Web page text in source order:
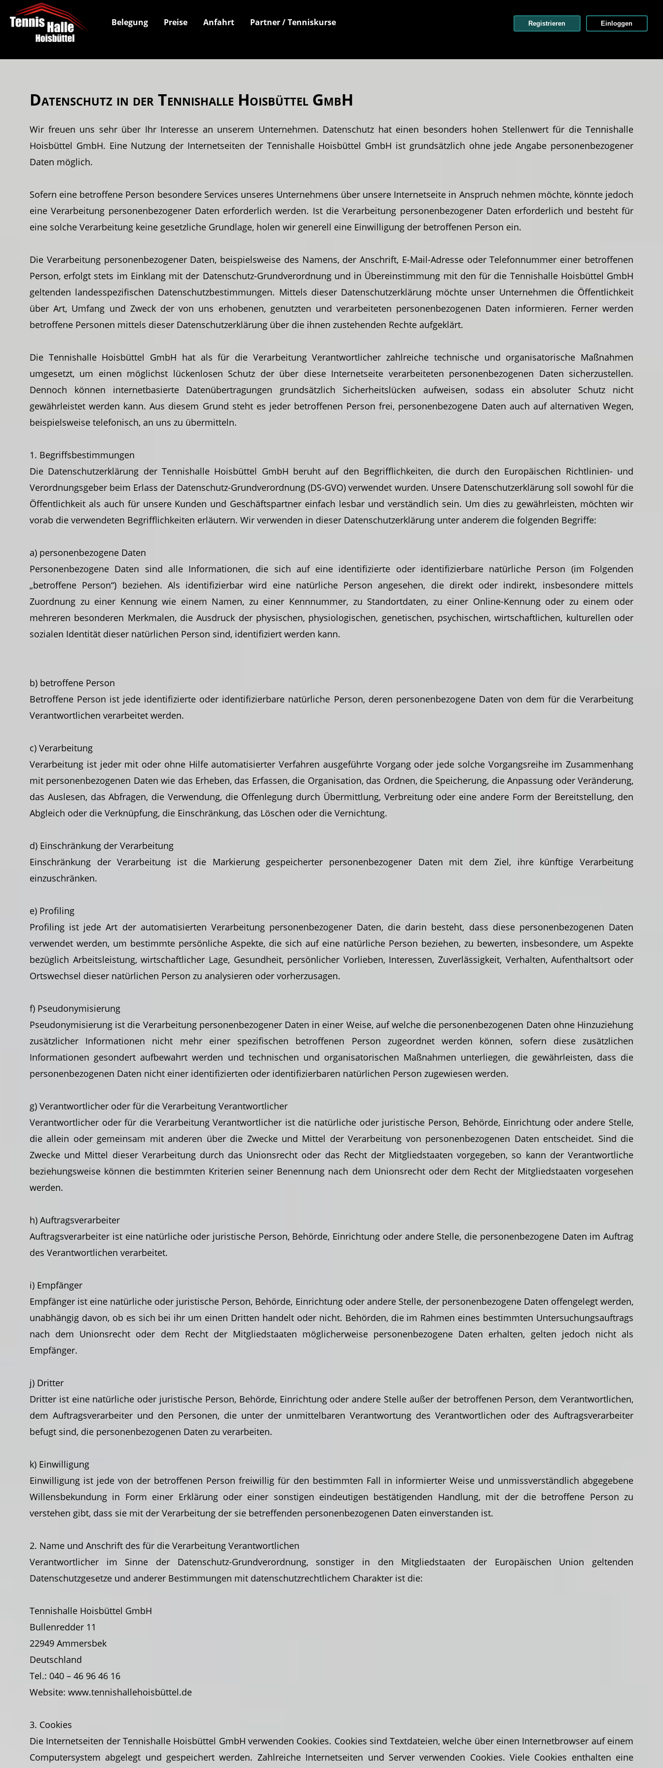
Belegung Preise Anfahrt Partner / Tenniskurse Registrieren Einloggen
Datenschutz in der Tennishalle Hoisbüttel GmbH
Wir freuen uns sehr über Ihr Interesse an unserem Unternehmen. Datenschutz hat einen besonders hohen Stellenwert für die Tennishalle
Hoisbüttel GmbH. Eine Nutzung der Internetseiten der Tennishalle Hoisbüttel GmbH ist grundsätzlich ohne jede Angabe personenbezogener
Daten möglich.
Sofern eine betroffene Person besondere Services unseres Unternehmens über unsere Internetseite in Anspruch nehmen möchte, könnte jedoch
eine Verarbeitung personenbezogener Daten erforderlich werden. Ist die Verarbeitung personenbezogener Daten erforderlich und besteht für
eine solche Verarbeitung keine gesetzliche Grundlage, holen wir generell eine Einwilligung der betroffenen Person ein.
Die Verarbeitung personenbezogener Daten, beispielsweise des Namens, der Anschrift, E-Mail-Adresse oder Telefonnummer einer betroffenen
Person, erfolgt stets im Einklang mit der Datenschutz-Grundverordnung und in Übereinstimmung mit den für die Tennishalle Hoisbüttel GmbH
geltenden landesspezifischen Datenschutzbestimmungen. Mittels dieser Datenschutzerklärung möchte unser Unternehmen die Öffentlichkeit
über Art, Umfang und Zweck der von uns erhobenen, genutzten und verarbeiteten personenbezogenen Daten informieren. Ferner werden
betroffene Personen mittels dieser Datenschutzerklärung über die ihnen zustehenden Rechte aufgeklärt.
Die Tennishalle Hoisbüttel GmbH hat als für die Verarbeitung Verantwortlicher zahlreiche technische und organisatorische Maßnahmen
umgesetzt, um einen möglichst lückenlosen Schutz der über diese Internetseite verarbeiteten personenbezogenen Daten sicherzustellen.
Dennoch können internetbasierte Datenübertragungen grundsätzlich Sicherheitslücken aufweisen, sodass ein absoluter Schutz nicht
gewährleistet werden kann. Aus diesem Grund steht es jeder betroffenen Person frei, personenbezogene Daten auch auf alternativen Wegen,
beispielsweise telefonisch, an uns zu übermitteln.
1. Begriffsbestimmungen
Die Datenschutzerklärung der Tennishalle Hoisbüttel GmbH beruht auf den Begrifflichkeiten, die durch den Europäischen Richtlinien- und
Verordnungsgeber beim Erlass der Datenschutz-Grundverordnung (DS-GVO) verwendet wurden. Unsere Datenschutzerklärung soll sowohl für die
Öffentlichkeit als auch für unsere Kunden und Geschäftspartner einfach lesbar und verständlich sein. Um dies zu gewährleisten, möchten wir
vorab die verwendeten Begrifflichkeiten erläutern. Wir verwenden in dieser Datenschutzerklärung unter anderem die folgenden Begriffe:
a) personenbezogene Daten
Personenbezogene Daten sind alle Informationen, die sich auf eine identifizierte oder identifizierbare natürliche Person (im Folgenden
„betroffene Person“) beziehen. Als identifizierbar wird eine natürliche Person angesehen, die direkt oder indirekt, insbesondere mittels
Zuordnung zu einer Kennung wie einem Namen, zu einer Kennnummer, zu Standortdaten, zu einer Online-Kennung oder zu einem oder
mehreren besonderen Merkmalen, die Ausdruck der physischen, physiologischen, genetischen, psychischen, wirtschaftlichen, kulturellen oder
sozialen Identität dieser natürlichen Person sind, identifiziert werden kann.
b) betroffene Person
Betroffene Person ist jede identifizierte oder identifizierbare natürliche Person, deren personenbezogene Daten von dem für die Verarbeitung
Verantwortlichen verarbeitet werden.
c) Verarbeitung
Verarbeitung ist jeder mit oder ohne Hilfe automatisierter Verfahren ausgeführte Vorgang oder jede solche Vorgangsreihe im Zusammenhang
mit personenbezogenen Daten wie das Erheben, das Erfassen, die Organisation, das Ordnen, die Speicherung, die Anpassung oder Veränderung,
das Auslesen, das Abfragen, die Verwendung, die Offenlegung durch Übermittlung, Verbreitung oder eine andere Form der Bereitstellung, den
Abgleich oder die Verknüpfung, die Einschränkung, das Löschen oder die Vernichtung.
d) Einschränkung der Verarbeitung
Einschränkung der Verarbeitung ist die Markierung gespeicherter personenbezogener Daten mit dem Ziel, ihre künftige Verarbeitung
einzuschränken.
e) Profiling
Profiling ist jede Art der automatisierten Verarbeitung personenbezogener Daten, die darin besteht, dass diese personenbezogenen Daten
verwendet werden, um bestimmte persönliche Aspekte, die sich auf eine natürliche Person beziehen, zu bewerten, insbesondere, um Aspekte
bezüglich Arbeitsleistung, wirtschaftlicher Lage, Gesundheit, persönlicher Vorlieben, Interessen, Zuverlässigkeit, Verhalten, Aufenthaltsort oder
Ortswechsel dieser natürlichen Person zu analysieren oder vorherzusagen.
f) Pseudonymisierung
Pseudonymisierung ist die Verarbeitung personenbezogener Daten in einer Weise, auf welche die personenbezogenen Daten ohne Hinzuziehung
zusätzlicher Informationen nicht mehr einer spezifischen betroffenen Person zugeordnet werden können, sofern diese zusätzlichen
Informationen gesondert aufbewahrt werden und technischen und organisatorischen Maßnahmen unterliegen, die gewährleisten, dass die
personenbezogenen Daten nicht einer identifizierten oder identifizierbaren natürlichen Person zugewiesen werden.
g) Verantwortlicher oder für die Verarbeitung Verantwortlicher
Verantwortlicher oder für die Verarbeitung Verantwortlicher ist die natürliche oder juristische Person, Behörde, Einrichtung oder andere Stelle,
die allein oder gemeinsam mit anderen über die Zwecke und Mittel der Verarbeitung von personenbezogenen Daten entscheidet. Sind die
Zwecke und Mittel dieser Verarbeitung durch das Unionsrecht oder das Recht der Mitgliedstaaten vorgegeben, so kann der Verantwortliche
beziehungsweise können die bestimmten Kriterien seiner Benennung nach dem Unionsrecht oder dem Recht der Mitgliedstaaten vorgesehen
werden.
h) Auftragsverarbeiter
Auftragsverarbeiter ist eine natürliche oder juristische Person, Behörde, Einrichtung oder andere Stelle, die personenbezogene Daten im Auftrag
des Verantwortlichen verarbeitet.
i) Empfänger
Empfänger ist eine natürliche oder juristische Person, Behörde, Einrichtung oder andere Stelle, der personenbezogene Daten offengelegt werden,
unabhängig davon, ob es sich bei ihr um einen Dritten handelt oder nicht. Behörden, die im Rahmen eines bestimmten Untersuchungsauftrags
nach dem Unionsrecht oder dem Recht der Mitgliedstaaten möglicherweise personenbezogene Daten erhalten, gelten jedoch nicht als
Empfänger.
j) Dritter
Dritter ist eine natürliche oder juristische Person, Behörde, Einrichtung oder andere Stelle außer der betroffenen Person, dem Verantwortlichen,
dem Auftragsverarbeiter und den Personen, die unter der unmittelbaren Verantwortung des Verantwortlichen oder des Auftragsverarbeiter
befugt sind, die personenbezogenen Daten zu verarbeiten.
k) Einwilligung
Einwilligung ist jede von der betroffenen Person freiwillig für den bestimmten Fall in informierter Weise und unmissverständlich abgegebene
Willensbekundung in Form einer Erklärung oder einer sonstigen eindeutigen bestätigenden Handlung, mit der die betroffene Person zu
verstehen gibt, dass sie mit der Verarbeitung der sie betreffenden personenbezogenen Daten einverstanden ist.
2. Name und Anschrift des für die Verarbeitung Verantwortlichen
Verantwortlicher im Sinne der Datenschutz-Grundverordnung, sonstiger in den Mitgliedstaaten der Europäischen Union geltenden
Datenschutzgesetze und anderer Bestimmungen mit datenschutzrechtlichem Charakter ist die:
Tennishalle Hoisbüttel GmbH
Bullenredder 11
22949 Ammersbek
Deutschland
Tel.: 040 – 46 96 46 16
Website: www.tennishallehoisbüttel.de
3. Cookies
Die Internetseiten der Tennishalle Hoisbüttel GmbH verwenden Cookies. Cookies sind Textdateien, welche über einen Internetbrowser auf einem
Computersystem abgelegt und gespeichert werden. Zahlreiche Internetseiten und Server verwenden Cookies. Viele Cookies enthalten eine